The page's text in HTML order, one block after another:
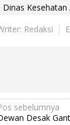
Dinas Kesehatan
Redaksi
sebelumnya
Desak